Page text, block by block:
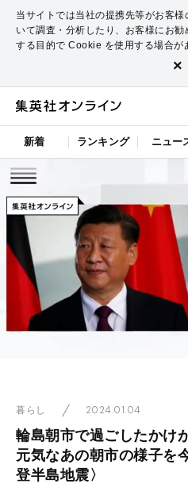
当サイトでは当社の提携先等がお客様
いて調査・分析したり、お客様にお勧
する目的で Cookie を使用する場合が
×
新着 ランキング ニュー
暮らし 2024.01.04
輪島朝市で過ごしたかけ
元気なあの朝市の様子を
登半島地震〉